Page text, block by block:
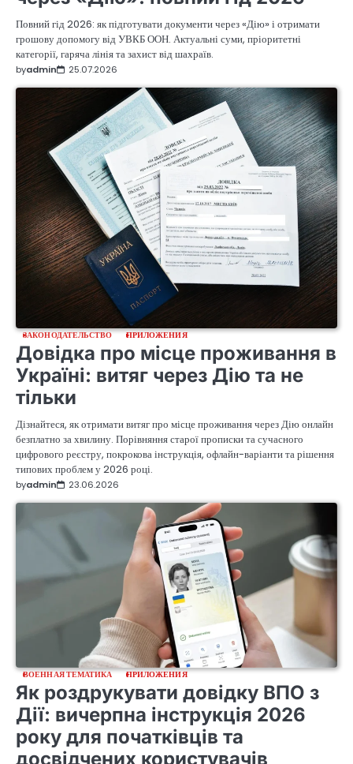
Повний гід 2026: як підготувати документи через «Дію» і отримати
грошову допомогу від УВКБ ООН. Актуальні суми, пріоритетні
категорії, гаряча лінія та захист від шахраїв.
byadmin 25.07.2026
ЗАКОНОДАТЕЛЬСТВО ПРИЛОЖЕНИЯ
Довідка про місце проживання в
Україні: витяг через Дію та не
тільки
Дізнайтеся, як отримати витяг про місце проживання через Дію онлайн
безплатно за хвилину. Порівняння старої прописки та сучасного
цифрового реєстру, покрокова інструкція, офлайн-варіанти та рішення
типових проблем у 2026 році.
byadmin 23.06.2026
ВОЕННАЯ ТЕМАТИКА ПРИЛОЖЕНИЯ
Як роздрукувати довідку ВПО з
Дії: вичерпна інструкція 2026
року для початківців та
досвідчених користувачів